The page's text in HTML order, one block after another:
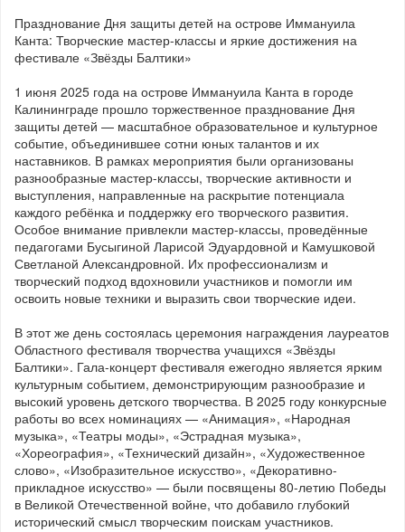
Празднование Дня защиты детей на острове Иммануила
Канта: Творческие мастер-классы и яркие достижения на
фестивале «Звёзды Балтики»
1 июня 2025 года на острове Иммануила Канта в городе
Калининграде прошло торжественное празднование Дня
защиты детей — масштабное образовательное и культурное
событие, объединившее сотни юных талантов и их
наставников. В рамках мероприятия были организованы
разнообразные мастер-классы, творческие активности и
выступления, направленные на раскрытие потенциала
каждого ребёнка и поддержку его творческого развития.
Особое внимание привлекли мастер-классы, проведённые
педагогами Бусыгиной Ларисой Эдуардовной и Камушковой
Светланой Александровной. Их профессионализм и
творческий подход вдохновили участников и помогли им
освоить новые техники и выразить свои творческие идеи.
В этот же день состоялась церемония награждения лауреатов
Областного фестиваля творчества учащихся «Звёзды
Балтики». Гала-концерт фестиваля ежегодно является ярким
культурным событием, демонстрирующим разнообразие и
высокий уровень детского творчества. В 2025 году конкурсные
работы во всех номинациях — «Анимация», «Народная
музыка», «Театры моды», «Эстрадная музыка»,
«Хореография», «Технический дизайн», «Художественное
слово», «Изобразительное искусство», «Декоративно-
прикладное искусство» — были посвящены 80-летию Победы
в Великой Отечественной войне, что добавило глубокий
исторический смысл творческим поискам участников.